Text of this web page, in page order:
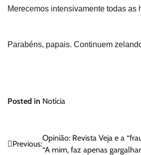
Merecemos intensivamente todas as
Parabéns, papais. Continuem
Posted in Notícia
Navegação
Previous:
Opinião: Revista Veja e a
“A mim, faz apenas